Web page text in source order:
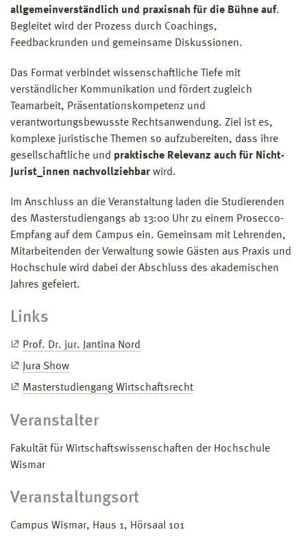
allgemeinverständlich und praxisnah für die Bühne auf.
Begleitet wird der Prozess durch Coachings,
Feedbackrunden und gemeinsame Diskussionen.
Das Format verbindet wissenschaftliche Tiefe mit
verständlicher Kommunikation und fördert zugleich
Teamarbeit, Präsentationskompetenz und
verantwortungsbewusste Rechtsanwendung. Ziel ist es,
komplexe juristische Themen so aufzubereiten, dass ihre
gesellschaftliche und praktische Relevanz auch für Nicht-
Jurist_innen nachvollziehbar wird.
Im Anschluss an die Veranstaltung laden die Studierenden
des Masterstudiengangs ab 13:00 Uhr zu einem Prosecco-
Empfang auf dem Campus ein. Gemeinsam mit Lehrenden,
Mitarbeitenden der Verwaltung sowie Gästen aus Praxis und
Hochschule wird dabei der Abschluss des akademischen
Jahres gefeiert.
Links
Prof. Dr. jur. Jantina Nord
Jura Show
Masterstudiengang Wirtschaftsrecht
Veranstalter
Fakultät für Wirtschaftswissenschaften der Hochschule
Wismar
Veranstaltungsort
Campus Wismar, Haus 1, Hörsaal 101